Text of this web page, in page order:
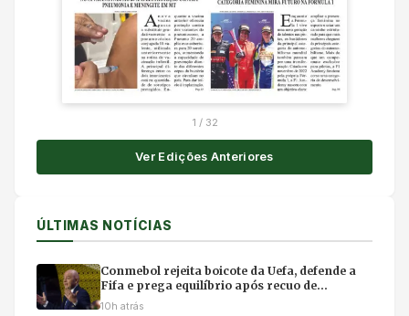
1 / 32
Ver Edições Anteriores
ÚLTIMAS NOTÍCIAS
Conmebol rejeita boicote da Uefa, defende a
Fifa e prega equilíbrio após recuo de
Infantino
10h atrás